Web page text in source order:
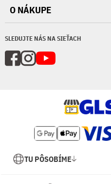
SLEDUJTE NÁS NA SIEŤACH
O NÁKUPE
TU PÔSOBÍME